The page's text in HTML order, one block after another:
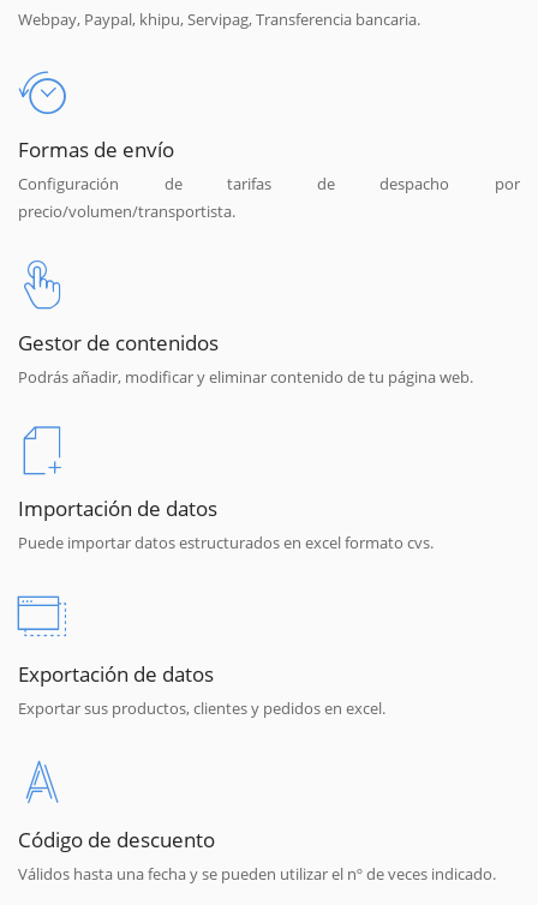
Webpay, Paypal, khipu, Servipag, Transferencia bancaria.
Formas de envío
Configuración de tarifas de despacho por
precio/volumen/transportista.
Gestor de contenidos
Podrás añadir, modificar y eliminar contenido de tu página web.
Importación de datos
Puede importar datos estructurados en excel formato cvs.
Exportación de datos
Exportar sus productos, clientes y pedidos en excel.
Código de descuento
Válidos hasta una fecha y se pueden utilizar el nº de veces indicado.